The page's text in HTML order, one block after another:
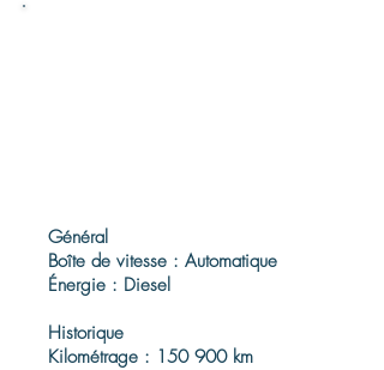
Général
Boîte de vitesse : Automatique
Énergie : Diesel
Historique
Kilométrage : 150 900 km